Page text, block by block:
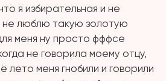
я избирательная и не
не люблю такую золотую
меня ну просто фффсе
не говорила моему отцу,
лето меня гнобили и говорили